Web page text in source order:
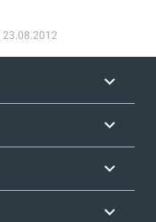
23.08.2012